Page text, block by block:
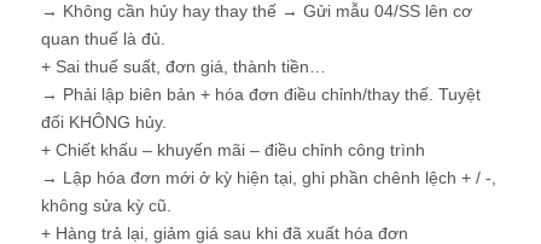
→ Không cần hủy hay thay thế → Gửi mẫu 04/SS lên cơ
quan thuế là đủ.
+ Sai thuế suất, đơn giá, thành tiền…
→ Phải lập biên bản + hóa đơn điều chỉnh/thay thế. Tuyệt
đối KHÔNG hủy.
+ Chiết khấu – khuyến mãi – điều chỉnh công trình
→ Lập hóa đơn mới ở kỳ hiện tại, ghi phần chênh lệch + / -,
không sửa kỳ cũ.
+ Hàng trả lại, giảm giá sau khi đã xuất hóa đơn